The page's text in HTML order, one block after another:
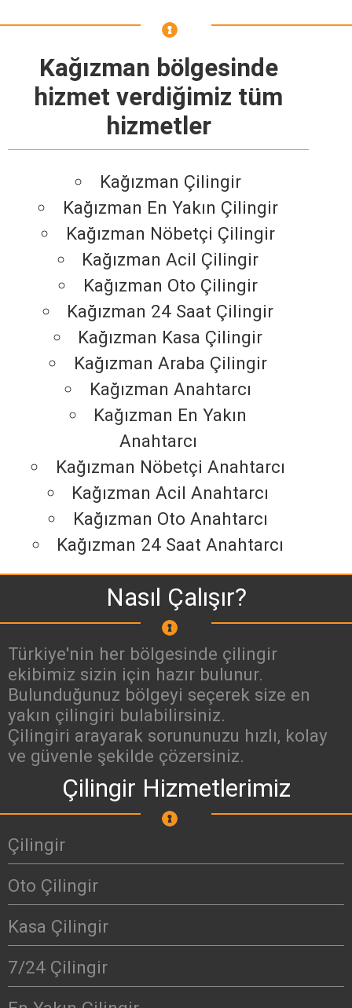
Kağızman bölgesinde
hizmet verdiğimiz tüm
hizmetler
Kağızman Çilingir
Kağızman En Yakın Çilingir
Kağızman Nöbetçi Çilingir
Kağızman Acil Çilingir
Kağızman Oto Çilingir
Kağızman 24 Saat Çilingir
Kağızman Kasa Çilingir
Kağızman Araba Çilingir
Kağızman Anahtarcı
Kağızman En Yakın
Anahtarcı
Kağızman Nöbetçi Anahtarcı
Kağızman Acil Anahtarcı
Kağızman Oto Anahtarcı
Kağızman 24 Saat Anahtarcı
Nasıl Çalışır?
Türkiye'nin her bölgesinde çilingir
ekibimiz sizin için hazır bulunur.
Bulunduğunuz bölgeyi seçerek size en
yakın çilingiri bulabilirsiniz.
Çilingiri arayarak sorununuzu hızlı, kolay
ve güvenle şekilde çözersiniz.
Çilingir Hizmetlerimiz
Çilingir
Oto Çilingir
Kasa Çilingir
7/24 Çilingir